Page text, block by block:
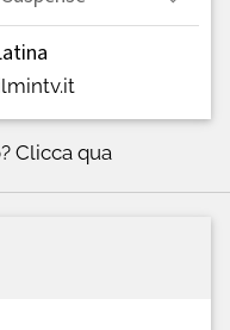
Clicca qua